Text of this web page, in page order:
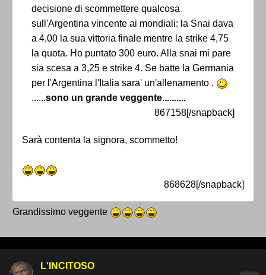
decisione di scommettere qualcosa
sull'Argentina vincente ai mondiali: la Snai dava
a 4,00 la sua vittoria finale mentre la strike 4,75
la quota. Ho puntato 300 euro. Alla snai mi pare
sia scesa a 3,25 e strike 4. Se batte la Germania
per l'Argentina l'Italia sara' un'allenamento .
......sono un grande veggente..........
867158[/snapback]
Sarà contenta la signora, scommetto!
868628[/snapback]
Grandissimo veggente
L'INCITOSO